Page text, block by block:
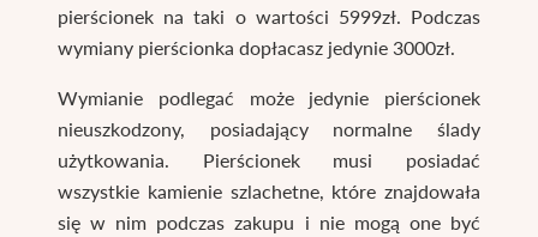
pierścionek na taki o wartości 5999zł. Podczas
wymiany pierścionka dopłacasz jedynie 3000zł.
Wymianie podlegać może jedynie pierścionek
nieuszkodzony, posiadający normalne ślady
użytkowania. Pierścionek musi posiadać
wszystkie kamienie szlachetne, które znajdowała
się w nim podczas zakupu i nie mogą one być